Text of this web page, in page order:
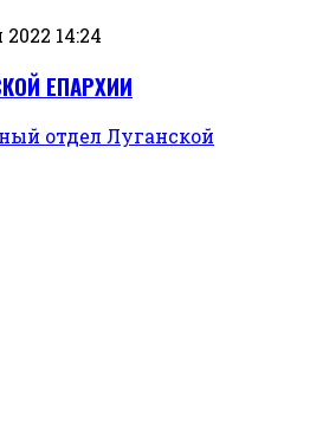
14:24
ЕПАРХИИ
отдел Луганской